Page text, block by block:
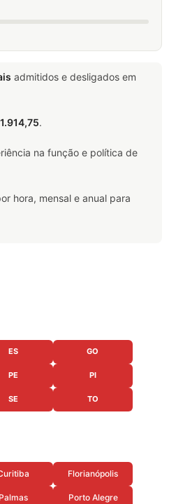
admitidos e desligados em
.
na função e política de
hora, mensal e anual para
ES GO
PE PI
SE TO
Florianópolis
Palmas Porto Alegre